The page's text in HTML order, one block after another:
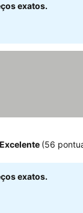
exatos.
(56
exatos.